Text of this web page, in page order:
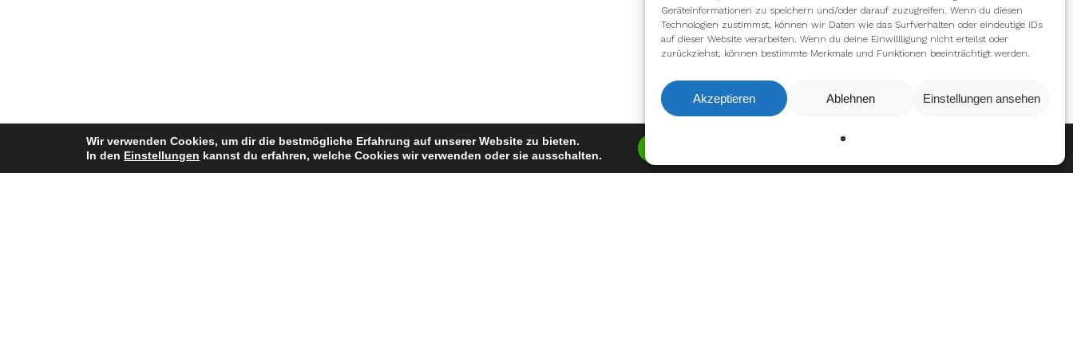
Geräteinformationen zu speichern und/oder darauf zuzugreifen. Wenn du diesen
Technologien zustimmst, können wir Daten wie das Surfverhalten oder eindeutige IDs
auf dieser Website verarbeiten. Wenn du deine Einwillligung nicht erteilst oder
zurückziehst, können bestimmte Merkmale und Funktionen beeinträchtigt werden.
Akzeptieren Ablehnen Einstellungen ansehen
Wir verwenden Cookies, um dir die bestmögliche Erfahrung auf unserer Website zu bieten.
In den Einstellungen kannst du erfahren, welche Cookies wir verwenden oder sie ausschalten.